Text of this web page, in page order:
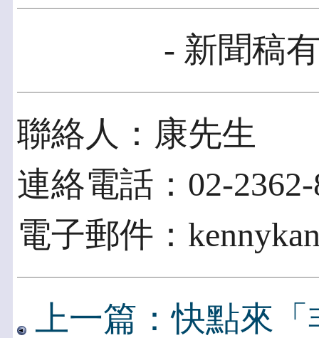
- 新聞稿
聯絡人：康先生
連絡電話：02-2362-
電子郵件：
上一篇：快點來